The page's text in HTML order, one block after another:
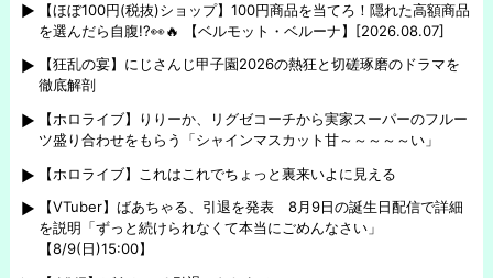
【ほぼ100円(税抜)ショップ】100円商品を当てろ！隠れた高額商品
を選んだら自腹!?👀🔥 【ベルモット・ベルーナ】[2026.08.07]
【狂乱の宴】にじさんじ甲子園2026の熱狂と切磋琢磨のドラマを
徹底解剖
【ホロライブ】りりーか、リグゼコーチから実家スーパーのフルー
ツ盛り合わせをもらう「シャインマスカット甘～～～～～い」
【ホロライブ】これはこれでちょっと裏来いよに見える
【VTuber】ばあちゃる、引退を発表 8月9日の誕生日配信で詳細
を説明「ずっと続けられなくて本当にごめんなさい」
【8/9(日)15:00】